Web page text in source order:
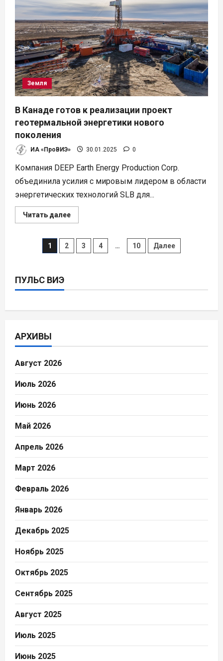
Японии
Земля
В Канаде готов к реализации проект
геотермальной энергетики нового
поколения
ИА «ПроВИЭ» 30.01.2025 0
Компания DEEP Earth Energy Production Corp.
объединила усилия с мировым лидером в области
энергетических технологий SLB для...
Читать далееПрочитать
больше
Канаде
готов
нового
Пагинация
1 2 3 4 … 10 Далее
ПУЛЬС ВИЭ
АРХИВЫ
Август 2026
Июль 2026
Июнь 2026
Май 2026
Апрель 2026
Март 2026
Февраль 2026
Январь 2026
Декабрь 2025
Ноябрь 2025
Октябрь 2025
Сентябрь 2025
Август 2025
Июль 2025
Июнь 2025